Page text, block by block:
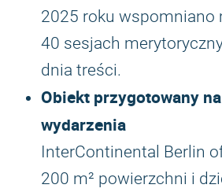
2025 roku wspomniano
40 sesjach
dnia treści.
Obiekt przygotowany
wydarzenia
InterContinental Berlin
200 m² powierzchni i